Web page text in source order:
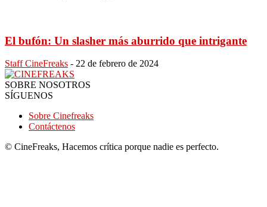
El bufón: Un slasher más aburrido que intrigante
Staff CineFreaks - 22 de febrero de 2024
SOBRE NOSOTROS
SÍGUENOS
Sobre Cinefreaks
Contáctenos
© CineFreaks, Hacemos crítica porque nadie es perfecto.